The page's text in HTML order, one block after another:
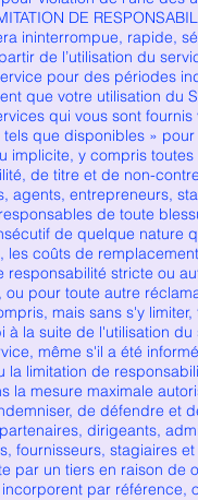
DE
ininterrompue, rapide,
de l’utilisation du
pour des périodes
que votre utilisation du
qui vous sont
que disponibles »
y compris
de titre et de non-
agents, entrepreneurs,
de toute
de quelque nature
coûts de
stricte ou
pour toute autre
mais sans s'y
la suite de l'utilisation
même s'il a été
la limitation de
la mesure maximale
de défendre
dirigeants,
fournisseurs, stagiaires
par un tiers en raison de
par référence,